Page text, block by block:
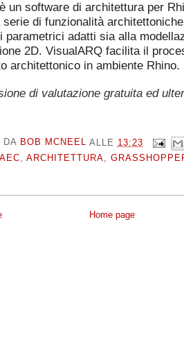
è un software di architettura per
di funzionalità
parametrici adatti sia alla
2D. VisualARQ facilita il
architettonico in ambiente Rhino.
di valutazione gratuita ed
DA BOB MCNEEL ALLE 13:23
AEC, ARCHITETTURA,
Home page